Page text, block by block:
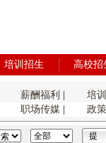
培训招生 高校招
薪酬福利
培
职场传媒| 政